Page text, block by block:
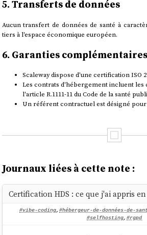
5. Transferts de données
Aucun transfert de données de santé à
tiers à l'espace économique européen.
6. Garanties complémentaires
Scaleway dispose d'une certification ISO
Les contrats d'hébergement incluent les
l'article R.1111-11 du Code de la santé
Un référent contractuel est désigné
Journaux liées à cette note :
Certification HDS : ce que j'ai appris
#vibe-coding, #hébergeur-de-données-de-
#selfhosting, #rgpd